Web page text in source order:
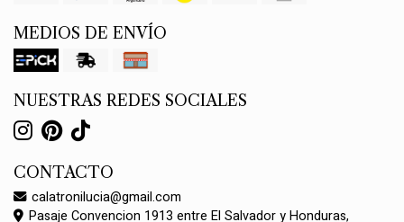
MEDIOS DE ENVÍO
NUESTRAS REDES SOCIALES
CONTACTO
calatronilucia@gmail.com
Pasaje Convencion 1913 entre El Salvador y Honduras,